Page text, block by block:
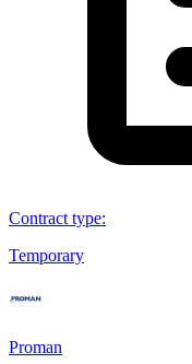
Contract type:
Temporary
Proman